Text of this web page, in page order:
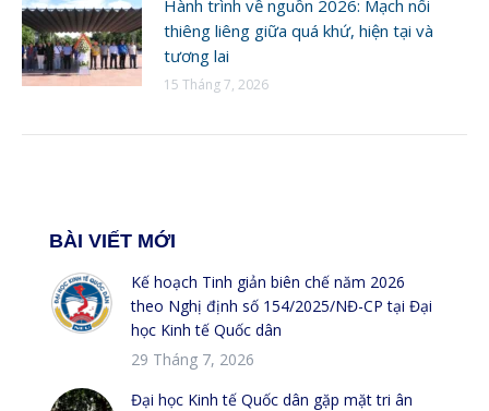
Hành trình về nguồn 2026: Mạch nối
thiêng liêng giữa quá khứ, hiện tại và
tương lai
15 Tháng 7, 2026
BÀI VIẾT MỚI
Kế hoạch Tinh giản biên chế năm 2026
theo Nghị định số 154/2025/NĐ-CP tại Đại
học Kinh tế Quốc dân
29 Tháng 7, 2026
Đại học Kinh tế Quốc dân gặp mặt tri ân